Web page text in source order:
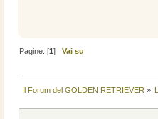
Pagine: [1]Vai su
Il Forum del GOLDEN RETRIEVER »